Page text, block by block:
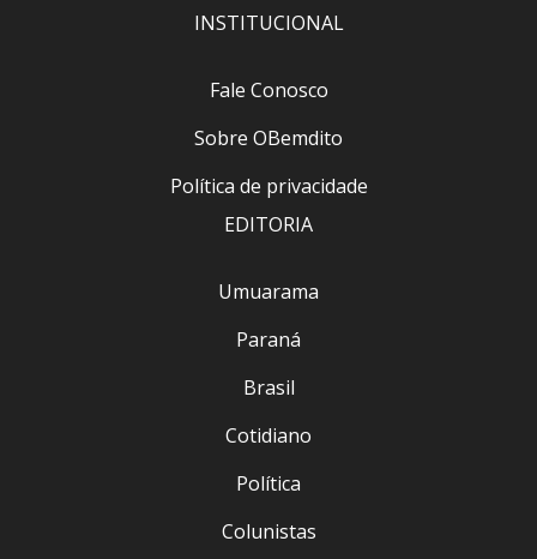
INSTITUCIONAL
Fale Conosco
Sobre OBemdito
Política de privacidade
EDITORIA
Umuarama
Paraná
Brasil
Cotidiano
Política
Colunistas